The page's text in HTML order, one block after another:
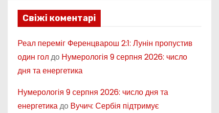
Свіжі коментарі
Реал переміг Ференцварош 2:1: Лунін пропустив
один голдо Нумерологія 9 серпня 2026: число
дня та енергетика
Нумерологія 9 серпня 2026: число дня та
енергетикадо Вучич: Сербія підтримує